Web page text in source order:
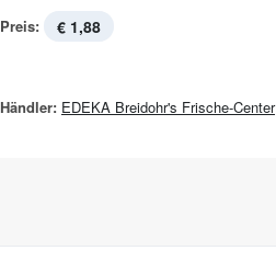
Preis: € 1,88
Händler: EDEKA Breidohr's Frische-Center